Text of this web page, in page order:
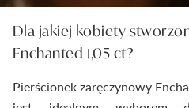
Dla jakiej kobiety
Enchanted 1,05 ct?
Pierścionek zaręczynowy